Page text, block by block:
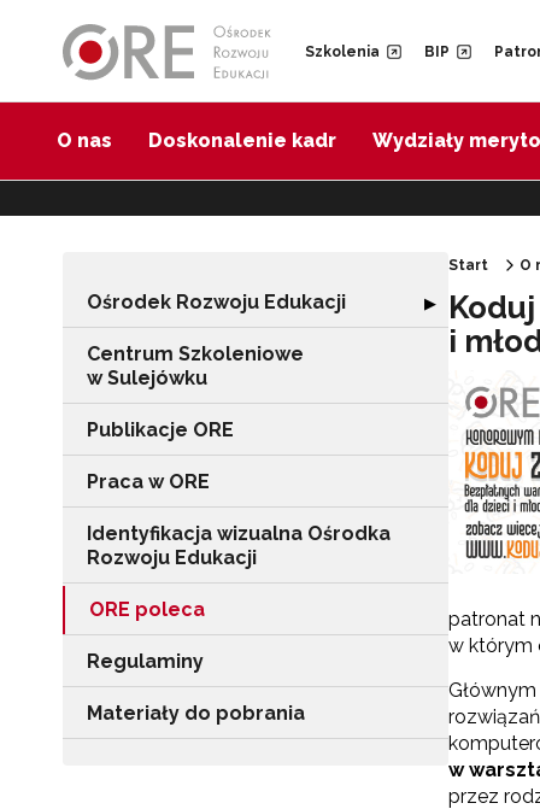
Szkolenia BIP
O nas Doskonalenie kadr Wydziały
Ośrodek Rozwoju Edukacji Rozwiń sekcję
▶
Centrum Szkoleniowe
w Sulejówku
Publikacje ORE
Praca w ORE
Identyfikacja wizualna Ośrodka
Rozwoju Edukacji
ORE poleca
Regulaminy
Materiały do pobrania
Start O
i
patronat
w którym
w
przez